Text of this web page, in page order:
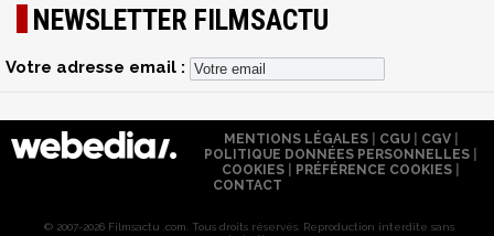
NEWSLETTER FILMSACTU
Votre adresse email :
MENTIONS LÉGALES| CGU| CGV|
POLITIQUE DONNÉES PERSONNELLES
COOKIES
PRÉFÉRENCE COOKIES
CONTACT
© 2007-2026 Filmsactu .com. Tous droits réservés. Reproduction interdite sans